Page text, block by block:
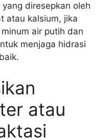
diresepkan oleh
atau kalsium, jika
air putih dan
menjaga hidrasi
atau